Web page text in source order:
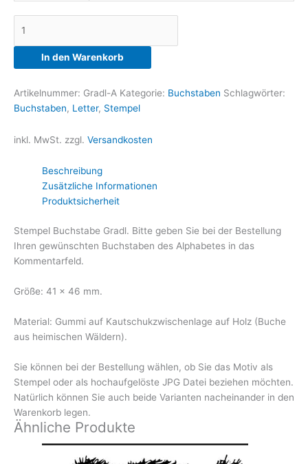
Gradl
MengeIn den Warenkorb
Artikelnummer: Gradl-A Kategorie: Buchstaben Schlagwörter:
Buchstaben, Letter, Stempel
inkl. MwSt. zzgl. Versandkosten
Beschreibung
Zusätzliche Informationen
Produktsicherheit
Stempel Buchstabe Gradl. Bitte geben Sie bei der Bestellung
Ihren gewünschten Buchstaben des Alphabetes in das
Kommentarfeld.
Größe: 41 x 46 mm.
Material: Gummi auf Kautschukzwischenlage auf Holz (Buche
aus heimischen Wäldern).
Sie können bei der Bestellung wählen, ob Sie das Motiv als
Stempel oder als hochaufgelöste JPG Datei beziehen möchten.
Natürlich können Sie auch beide Varianten nacheinander in den
Warenkorb legen.
Ähnliche Produkte